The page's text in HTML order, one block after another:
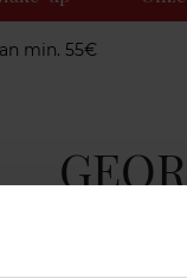
min. 55€